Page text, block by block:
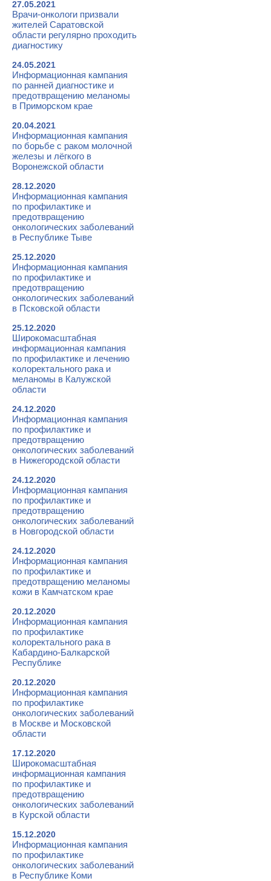
27.05.2021
Врачи-онкологи призвали
жителей Саратовской
области регулярно проходить
диагностику
24.05.2021
Информационная кампания
по ранней диагностике и
предотвращению меланомы
в Приморском крае
20.04.2021
Информационная кампания
по борьбе с раком молочной
железы и лёгкого в
Воронежской области
28.12.2020
Информационная кампания
по профилактике и
предотвращению
онкологических заболеваний
в Республике Тыве
25.12.2020
Информационная кампания
по профилактике и
предотвращению
онкологических заболеваний
в Псковской области
25.12.2020
Широкомасштабная
информационная кампания
по профилактике и лечению
колоректального рака и
меланомы в Калужской
области
24.12.2020
Информационная кампания
по профилактике и
предотвращению
онкологических заболеваний
в Нижегородской области
24.12.2020
Информационная кампания
по профилактике и
предотвращению
онкологических заболеваний
в Новгородской области
24.12.2020
Информационная кампания
по профилактике и
предотвращению меланомы
кожи в Камчатском крае
20.12.2020
Информационная кампания
по профилактике
колоректального рака в
Кабардино-Балкарской
Республике
20.12.2020
Информационная кампания
по профилактике
онкологических заболеваний
в Москве и Московской
области
17.12.2020
Широкомасштабная
информационная кампания
по профилактике и
предотвращению
онкологических заболеваний
в Курской области
15.12.2020
Информационная кампания
по профилактике
онкологических заболеваний
в Республике Коми